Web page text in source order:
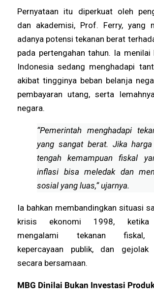
Pernyataan itu diperkuat oleh
dan akademisi, Prof. Ferry, yang
adanya potensi tekanan berat
pada pertengahan tahun. Ia
Indonesia sedang menghadapi
akibat tingginya beban belanja
pembayaran utang, serta
negara.
“Pemerintah menghadapi
yang sangat berat. Jika
tengah kemampuan fiskal
inflasi bisa meledak dan
sosial yang luas,” ujarnya.
Ia bahkan membandingkan situasi
krisis ekonomi 1998, ketika
mengalami tekanan fiskal,
kepercayaan publik, dan gejolak
secara bersamaan.
MBG Dinilai Bukan Investasi